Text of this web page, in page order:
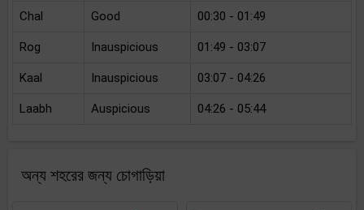
Chal Good 00:30 - 01:49
Rog Inauspicious 01:49 - 03:07
Kaal Inauspicious 03:07 - 04:26
Laabh Auspicious 04:26 - 05:44
অন্য শহরের জন্য চোগাড়িয়া